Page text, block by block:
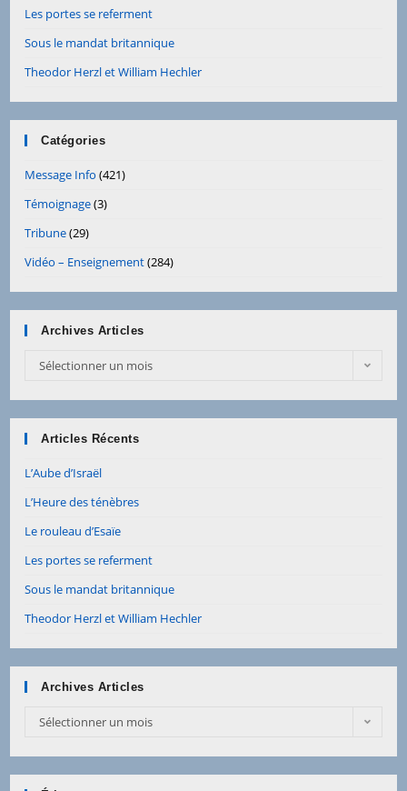
Les portes se referment
Sous le mandat britannique
Theodor Herzl et William Hechler
Catégories
Message Info (421)
Témoignage(3)
Tribune(29)
Vidéo – Enseignement(284)
Archives Articles
Sélectionner un mois
Articles Récents
L’Aube d’Israël
L’Heure des ténèbres
Le rouleau d’Esaïe
Les portes se referment
Sous le mandat britannique
Theodor Herzl et William Hechler
Archives Articles
Sélectionner un mois